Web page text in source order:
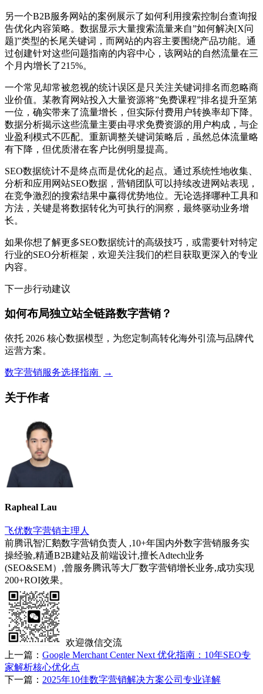
另一个B2B服务网站的案例展示了如何利用搜索控制台查询报
告优化内容策略。数据显示大量搜索流量来自”如何解决[X问
题]”类型的长尾关键词，而网站的内容主要围绕产品功能。通
过创建针对这些问题指南的内容中心，该网站的自然流量在三
个月内增长了215%。
一个常见却常被忽视的统计误区是只关注关键词排名而忽略商
业价值。某教育网站投入大量资源将”免费课程”排名提升至第
一位，确实带来了流量增长，但实际付费用户转换率却下降。
数据分析揭示这些流量主要由寻求免费资源的用户构成，与企
业盈利模式不匹配。重新调整关键词策略后，虽然总体流量略
有下降，但优质潜在客户比例明显提高。
SEO数据统计不是终点而是优化的起点。通过系统性地收集、
分析和应用网站SEO数据，营销团队可以持续改进网站表现，
在竞争激烈的搜索结果中赢得优势地位。无论选择哪种工具和
方法，关键是将数据转化为可执行的洞察，最终驱动业务增
长。
如果你想了解更多SEO数据统计的高级技巧，或需要针对特定
行业的SEO分析框架，欢迎关注我们的栏目获取更深入的专业
内容。
下一步行动建议
如何布局独立站全链路数字营销？
依托 2026 核心数据模型，为您定制高转化海外引流与品牌代
运营方案。
数字营销服务选择指南 →
关于作者
Rapheal Lau
飞优数字营销主理人
前腾讯智汇鹅数字营销负责人 ,10+年国内外数字营销服务实
操经验,精通B2B建站及前端设计,擅长Adtech业务
(SEO&SEM）,曾服务腾讯等大厂数字营销增长业务,成功实现
200+ROI效果。
欢迎微信交流
上一篇： Google Merchant Center Next 优化指南：10年SEO专
家解析核心优化点
下一篇： 2025年10佳数字营销解决方案公司专业详解